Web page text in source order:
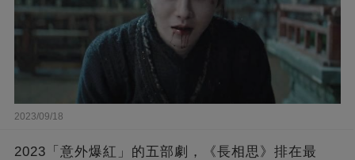
2023/09/18
2023「意外爆紅」的五部劇，《長相思》排在最